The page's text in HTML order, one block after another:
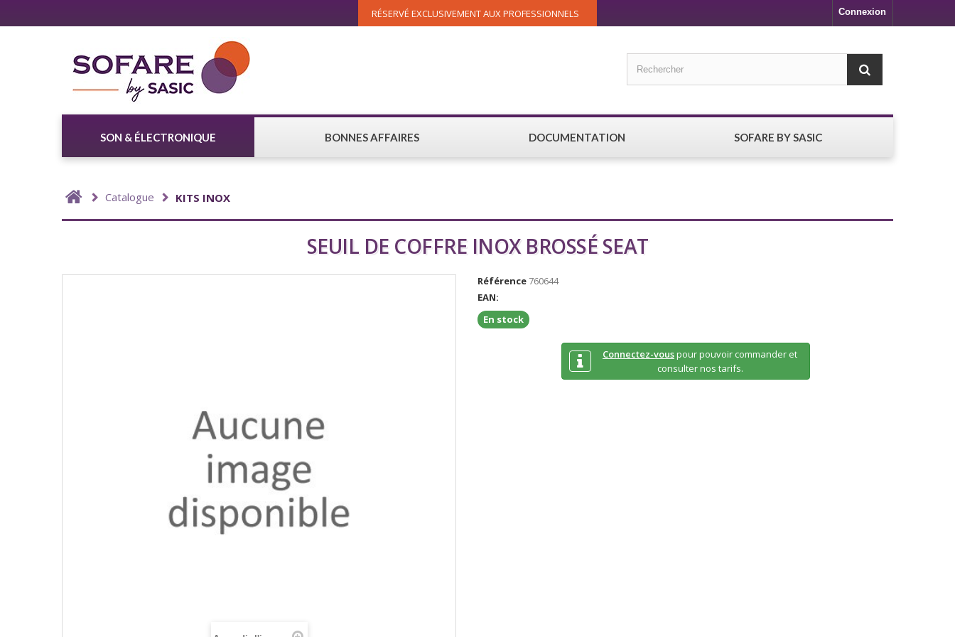
Connexion
RÉSERVÉ EXCLUSIVEMENT AUX PROFESSIONNELS
SON & ÉLECTRONIQUE BONNES AFFAIRES DOCUMENTATION SOFARE BY SASIC
Catalogue KITS INOX
SEUIL DE COFFRE INOX BROSSÉ SEAT
Référence 760644
EAN:
En stock
Connectez-vouspour pouvoir commander et
consulter nos tarifs.